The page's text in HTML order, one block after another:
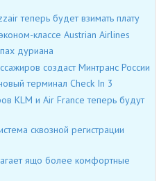
теперь будет взимать плату
классе Austrian Airlines
дуриана
создаст Минтранс России
терминал Check In 3
КLM и Air France теперь будут
сквозной регистрации
ящо более комфортные